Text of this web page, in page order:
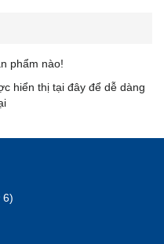
phẩm nào!
hiển thị tại đây để dễ dàng
6)